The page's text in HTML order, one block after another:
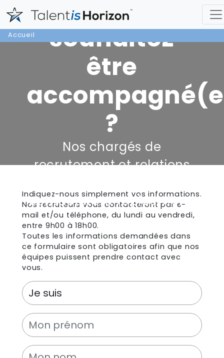
Accueil
Vous
souhaitez
être
?
Nos chargés de
recrutement et relations
contacteront rapidement.
Indiquez-nous simplement vos informations.
Nos recruteurs vous contacteront par e-
mail et/ou téléphone, du lundi au vendredi,
entre 9h00 à 18h00.
Toutes les informations demandées dans
ce formulaire sont obligatoires afin que nos
équipes puissent prendre contact avec
vous.